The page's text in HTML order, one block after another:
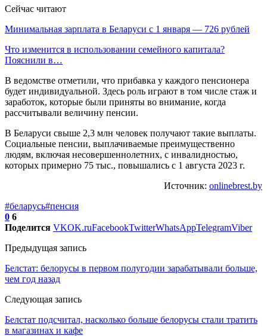
Сейчас читают
Минимальная зарплата в Беларуси с 1 января — 726 рублей
Что изменится в использовании семейного капитала?
Пояснили в…
В ведомстве отметили, что прибавка у каждого пенсионера
будет индивидуальной. Здесь роль играют в том числе стаж и
заработок, которые были приняты во внимание, когда
рассчитывали величину пенсии.
В Беларуси свыше 2,3 млн человек получают такие выплаты.
Социальные пенсии, выплачиваемые преимущественно
людям, включая несовершеннолетних, с инвалидностью,
которых примерно 75 тыс., повышались с 1 августа 2023 г.
Источник: onlinebrest.by
#беларусь#пенсия
0 6
Поделится VKOK.ruFacebookTwitterWhatsAppTelegramViber
Предыдущая запись
Белстат: белорусы в первом полугодии зарабатывали больше,
чем год назад
Следующая запись
Белстат подсчитал, насколько больше белорусы стали тратить
в магазинах и кафе